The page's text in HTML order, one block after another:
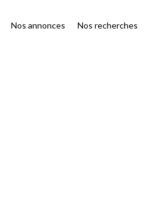
Nos annonces Nos recherches